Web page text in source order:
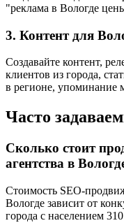
"реклама в Вологде
3. Контент для
Создавайте контент,
клиентов из города,
в регионе, упоминание
Часто
Сколько стоит
агентства в
Стоимость SEO-
Вологде зависит от
города с населением